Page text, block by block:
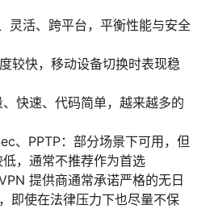
灵活、跨平台，平衡性能与安全
较快，移动设备切换时表现稳
快速、代码简单，越来越多的
、PPTP：部分场景下可用，但
，通常不推荐作为首选
提供商通常承诺严格的无日
即使在法律压力下也尽量不保